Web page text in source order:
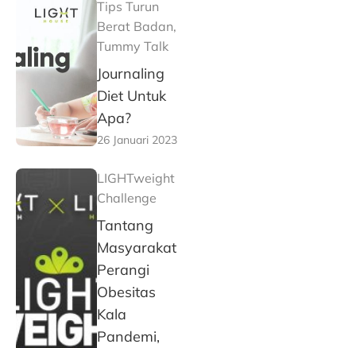
Tips Turun
Berat Badan,
Tummy Talk
Journaling
Diet Untuk
Apa?
26 Januari 2023
LIGHTweight
Challenge
Tantang
Masyarakat
Perangi
Obesitas
Kala
Pandemi,